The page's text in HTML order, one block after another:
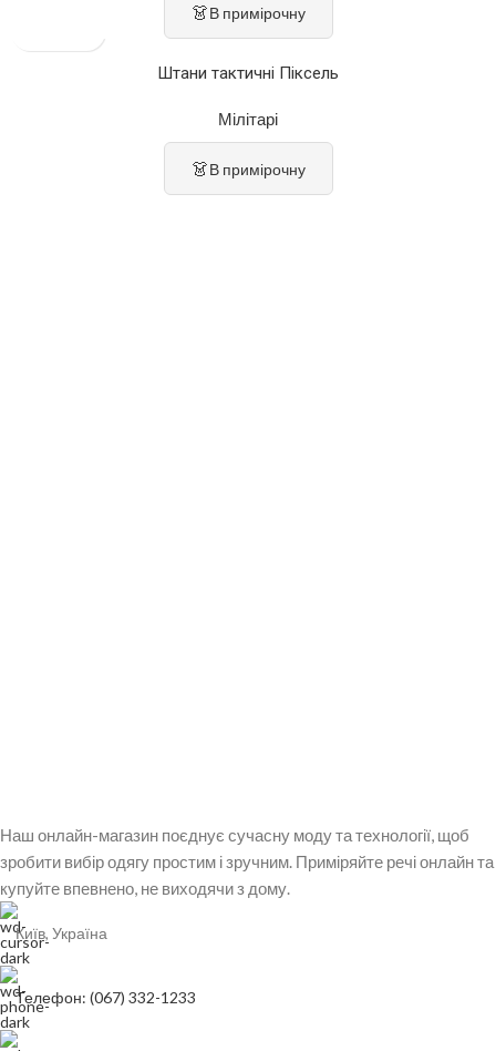
👗В примірочну
Штани тактичні Піксель
Мілітарі
👗В примірочну
Наш онлайн-магазин поєднує сучасну моду та технології, щоб
зробити вибір одягу простим і зручним. Приміряйте речі онлайн та
купуйте впевнено, не виходячи з дому.
Київ, Україна
Телефон: (067) 332-1233